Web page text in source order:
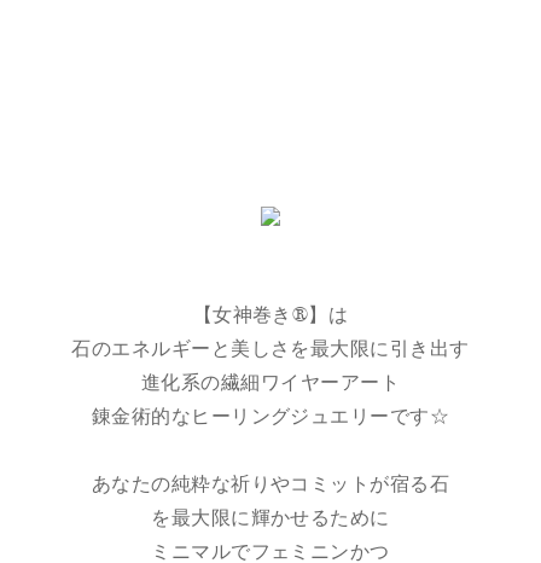
【女神巻き®】は
石のエネルギーと美しさを最大限に引き出す
進化系の繊細ワイヤーアート
錬金術的なヒーリングジュエリーです☆
あなたの純粋な祈りやコミットが宿る石
を最大限に輝かせるために
ミニマルでフェミニンかつ